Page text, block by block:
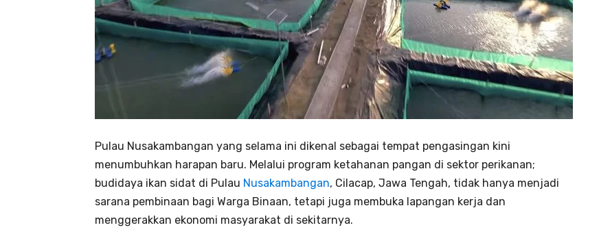
Pulau Nusakambangan yang selama ini dikenal sebagai tempat pengasingan kini
menumbuhkan harapan baru. Melalui program ketahanan pangan di sektor perikanan;
budidaya ikan sidat di Pulau Nusakambangan, Cilacap, Jawa Tengah, tidak hanya menjadi
sarana pembinaan bagi Warga Binaan, tetapi juga membuka lapangan kerja dan
menggerakkan ekonomi masyarakat di sekitarnya.